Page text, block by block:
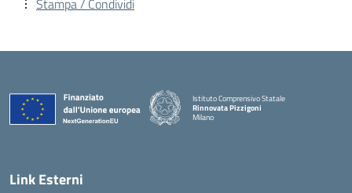
Stampa / Condividi
Istituto Comprensivo Statale
Rinnovata Pizzigoni
Milano
Link Esterni